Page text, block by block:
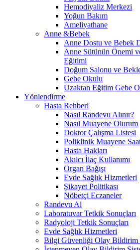
Hemodiyaliz Merkezi
Yoğun Bakım
Ameliyathane
Anne &Bebek
Anne Dostu ve Bebek
Anne Sütünün Önemi
Eğitimi
Doğum Salonu ve
Gebe Okulu
Uzaktan Eğitim Gebe
Yönlendirme
Hasta Rehberi
Nasıl Randevu Alınır?
Nasıl Muayene Olurum
Doktor Çalışma Listesi
Poliklinik Muayene
Hasta Hakları
Akılcı İlaç Kullanımı
Organ Bağışı
Evde Sağlık Hizmetleri
Şikayet Politikası
Nöbetçi Eczaneler
Randevu Al
Laboratuvar Tetkik Sonuçları
Radyoloji Tetkik Sonuçları
Evde Sağlık Hizmetleri
Bilgi Güvenliği Olay Bildirim